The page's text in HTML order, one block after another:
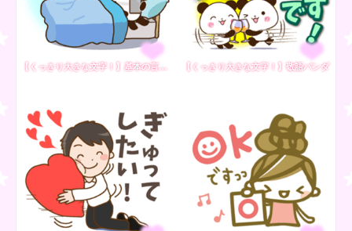
【くっきり大きな文字！】基本の言葉パンダ 【くっきり大きな文字！】敬語パンダ